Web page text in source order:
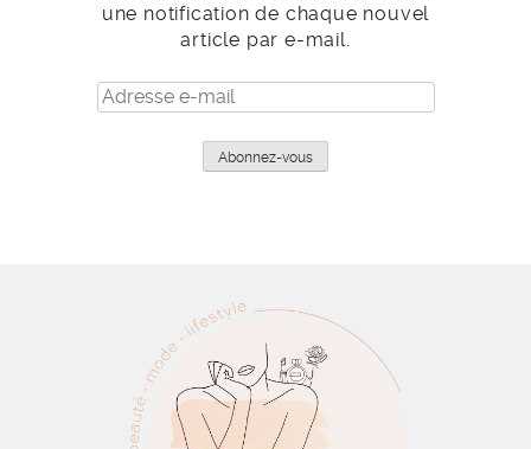
une notification de chaque nouvel
article par e-mail.
Adresse
e-
Abonnez-vous